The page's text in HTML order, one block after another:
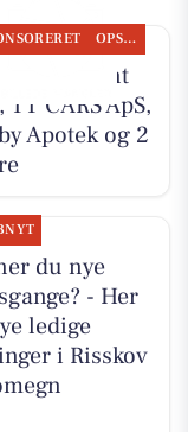
OPSLAGSTAVLEN
Fairpaint
TT CARS ApS,
Apotek og 2
du nye
- Her
ledige
i Risskov